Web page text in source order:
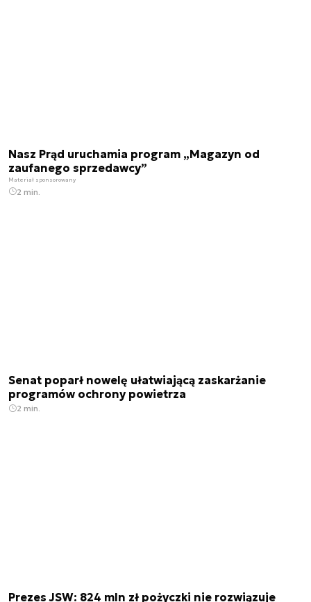
Nasz Prąd uruchamia program „Magazyn od
zaufanego sprzedawcy”
Materiał sponsorowany
2 min.
Senat poparł nowelę ułatwiającą zaskarżanie
programów ochrony powietrza
2 min.
Prezes JSW: 824 mln zł pożyczki nie rozwiązuje